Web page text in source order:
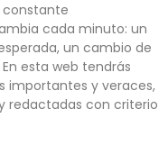
constante
cada minuto: un
un cambio de
esta web tendrás
importantes y veraces,
redactadas con criterio